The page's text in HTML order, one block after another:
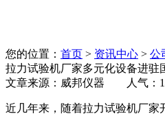
您的位置： 首页 > 资讯中心 > 公
拉力试验机厂家多元化设备进驻
文章来源：威邦仪器 人气：
近几年来，随着拉力试验机厂家